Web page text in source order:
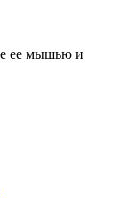
ее мышью и